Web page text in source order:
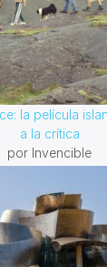
la película
a la crítica
por Invencible